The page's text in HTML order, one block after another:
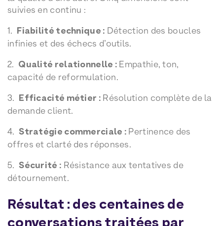
suivies en continu :
1. Fiabilité technique : Détection des boucles
infinies et des échecs d’outils.
2. Qualité relationnelle : Empathie, ton,
capacité de reformulation.
3. Efficacité métier :Résolution complète de la
demande client.
4.Stratégie commerciale : Pertinence des
offres et clarté des réponses.
5.Sécurité : Résistance aux tentatives de
détournement.
Résultat : des centaines de